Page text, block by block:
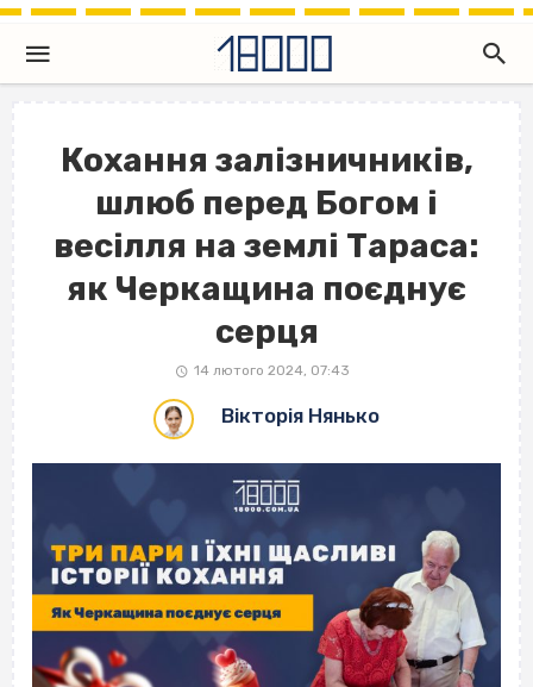
Кохання залізничників,
шлюб перед Богом і
весілля на землі Тараса:
як Черкащина поєднує
серця
14 лютого 2024, 07:43
Вікторія Нянько